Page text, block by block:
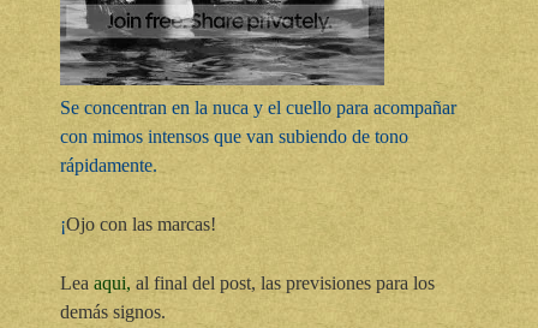
Se concentran en la nuca y el cuello para acompañar
con mimos intensos que van subiendo de tono
rápidamente.
¡Ojo con las marcas!
Lea aqui, al final del post, las previsiones para los
demás signos.